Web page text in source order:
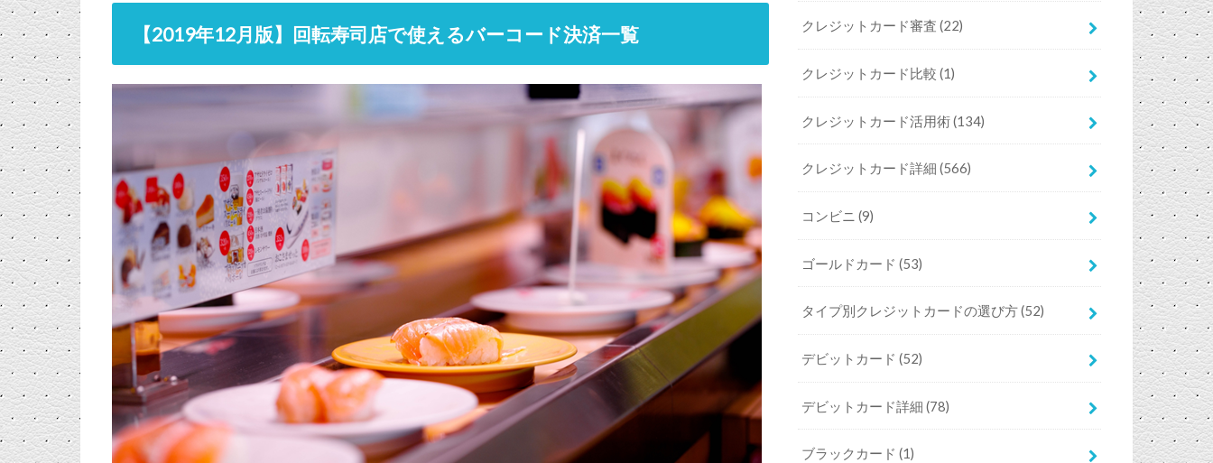
【2019年12月版】回転寿司店で使えるバーコード決済一覧 クレジットカード審査(22)
クレジットカード比較(1)
クレジットカード活用術(134)
クレジットカード詳細(566)
コンビニ(9)
ゴールドカード(53)
タイプ別クレジットカードの選び方(52)
デビットカード(52)
デビットカード詳細(78)
ブラックカード(1)